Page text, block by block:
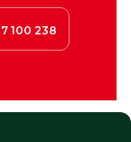
100 238